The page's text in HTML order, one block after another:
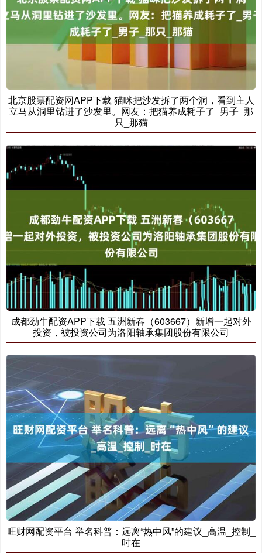
北京股票配资网APP下载 猫咪把沙发拆了两个洞，看到主人
立马从洞里钻进了沙发里。网友：把猫养成耗子了_男子_那
只_那猫
成都劲牛配资APP下载 五洲新春（603667）新增一起对外
投资，被投资公司为洛阳轴承集团股份有限公司
旺财网配资平台 举名科普：远离“热中风”的建议_高温_控制_
时在